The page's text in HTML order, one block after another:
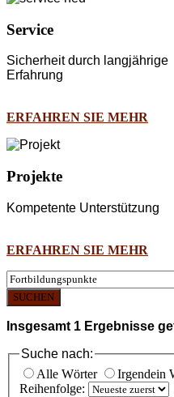
Service
Sicherheit durch langjährige
Erfahrung
ERFAHREN SIE MEHR
Projekte
Kompetente Unterstützung
ERFAHREN SIE MEHR
SUCHEN
Insgesamt 1 Ergebnisse
Suche nach:
Alle Wörter
Irgendein
Reihenfolge: